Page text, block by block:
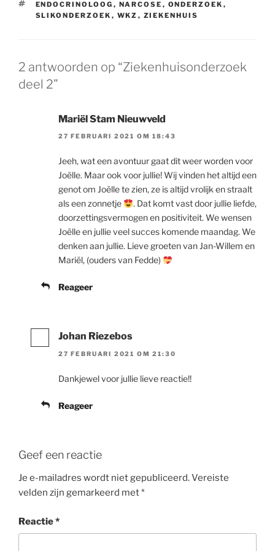
TAGS
ENDOCRINOLOOG , NARCOSE , ONDERZOEK ,
SLIKONDERZOEK , WKZ , ZIEKENHUIS
2 antwoorden op “Ziekenhuisonderzoek
deel 2”
Mariël Stam Nieuwveld
27 FEBRUARI 2021 OM 18:43
Jeeh, wat een avontuur gaat dit weer worden voor
Joëlle. Maar ook voor jullie! Wij vinden het altijd een
genot om Joëlle te zien, ze is altijd vrolijk en straalt
als een zonnetje
. Dat komt vast door jullie liefde,
doorzettingsvermogen en positiviteit. We wensen
Joëlle en jullie veel succes komende maandag. We
denken aan jullie. Lieve groeten van Jan-Willem en
Mariël, (ouders van Fedde)
Reageer
Johan Riezebos
27 FEBRUARI 2021 OM 21:30
Dankjewel voor jullie lieve reactie!!
Reageer
Geef een reactie
Je e-mailadres wordt niet gepubliceerd.Vereiste
velden zijn gemarkeerd met*
Reactie*